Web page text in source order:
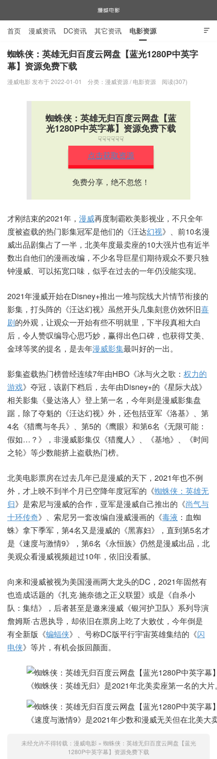
漫威电影

首页 漫威资讯 DC资讯 其它资讯 电影资源
电视剧资源 漫威图片
蜘蛛侠：英雄无归百度云网盘【蓝光1280P中英字
幕】资源免费下载
漫威电影 发布于 2022-01-01 分类： 漫威资源 / 电影资源 阅读(307)
蜘蛛侠：英雄无归百度云网盘【蓝
光1280P中英字幕】资源免费下载
☟☟☟☟☟☟
点击获取资源
免费分享，绝不忽悠！
才刚结束的2021年， 漫威再度制霸欧美影视业，不只全年
度被盗载的热门影集冠军是他们的《汪达幻视》、前10名漫
威出品剧集占了一半，北美年度最卖座的10大强片也有近半
数出自他们的漫画改编，不少名导巨星们期待观众不要只独
钟漫威、可以拓宽口味，似乎在过去的一年仍没能实现。
2021年漫威开始在Disney+推出一堆与院线大片情节衔接的
影集，打头阵的《汪达幻视》虽然开头几集刻意仿效怀旧喜
剧的外观，让观众一开始有些不明就里，下半段真相大白
后，令人赞叹编导心思巧妙，赢得出色口碑，也获得艾美、
金球等奖的提名，是去年漫威影集最叫好的一出。
影集盗载热门榜曾经连续7年由HBO《冰与火之歌： 权力的
游戏》夺冠，该剧下档后，去年由Disney+的《星际大战》
相关影集《曼达洛人》登上第一名，今年则是漫威影集盘
踞，除了夺魁的《汪达幻视》外，还包括亚军《洛基》、第
4名《猎鹰与冬兵》、第5的《鹰眼》和第6名《无限可能：
假如…？》，非漫威影集仅《猎魔人》、《基地》、《时间
之轮》等少数能挤上盗载热门榜。
北美电影票房在过去几年已是漫威的天下，2021年也不例
外，才上映不到半个月已空降年度冠军的《蜘蛛侠：英雄无
归》是索尼与漫威的合作，亚军是漫威自己推出的《尚气与
十环传奇》、索尼另一套改编自漫威漫画的《毒液 ：血蜘
蛛》拿下季军，第4名又是漫威的《黑寡妇》，直到第5名才
是《速度与激情9》，第6名《永恒族》仍然是漫威出品，北
美观众看漫威视频超过10年，依旧没看腻。
向来和漫威被视为美国漫画两大龙头的DC，2021年固然有
也造成话题的《扎克·施奈德之正义联盟》或是《自杀小
队：集结》，后者甚至是邀来漫威《银河护卫队》系列导演
詹姆斯·古恩执导，却依旧在票房上吃了大败仗，今年倒是
有全新版《蝙蝠侠》、号称DC版平行宇宙英雄集结的《闪
电侠》等片，有机会扳回颜面。
《蜘蛛侠：英雄无归》是2021年北美卖座第一名的大
《速度与激情9》是2021年少数和漫威无关但在北美大
未经允许不得转载： 漫威电影 » 蜘蛛侠：英雄无归百度云网盘【蓝光
1280P中英字幕】资源免费下载